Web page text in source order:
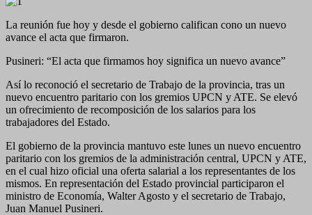
La reunión fue hoy y desde el gobierno califican cono un nuevo
avance el acta que firmaron.
Pusineri: “El acta que firmamos hoy significa un nuevo avance”
Así lo reconoció el secretario de Trabajo de la provincia, tras un
nuevo encuentro paritario con los gremios UPCN y ATE. Se elevó
un ofrecimiento de recomposición de los salarios para los
trabajadores del Estado.
El gobierno de la provincia mantuvo este lunes un nuevo encuentro
paritario con los gremios de la administración central, UPCN y ATE,
en el cual hizo oficial una oferta salarial a los representantes de los
mismos. En representación del Estado provincial participaron el
ministro de Economía, Walter Agosto y el secretario de Trabajo,
Juan Manuel Pusineri.